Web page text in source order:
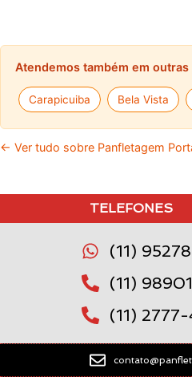
Atendemos também em outras
Carapicuiba Bela Vista
← Ver tudo sobre Panfletagem
TELEFONES
(11)
(11)
(11)